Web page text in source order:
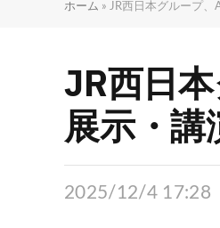
ホーム » JR西日本グループ
JR西日
展示・
2025/12/4 17:28